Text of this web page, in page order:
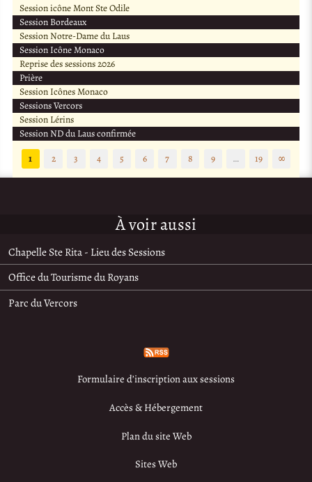
Session icône Mont Ste Odile
Session Bordeaux
Session Notre-Dame du Laus
Session Icône Monaco
Reprise des sessions 2026
Prière
Session Icônes Monaco
Sessions Vercors
Session Lérins
Session ND du Laus confirmée
1
2 3 4 5 6 7 8 9 … 19 ∞
À voir aussi
Chapelle Ste Rita - Lieu des Sessions
Office du Tourisme du Royans
Parc du Vercors
Formulaire d’inscription aux sessions
Accès & Hébergement
Plan du site Web
Sites Web